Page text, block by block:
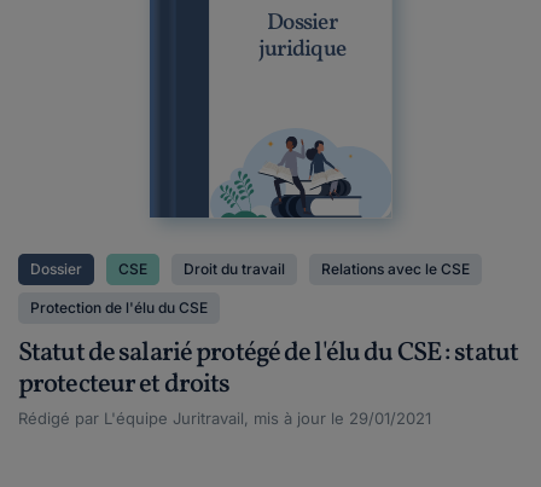
Dossier
juridique
Dossier CSE Droit du travail Relations avec le CSE
Protection de l'élu du CSE
Statut de salarié protégé de l'élu du CSE : statut
protecteur et droits
Rédigé par L'équipe Juritravail, mis à jour le 29/01/2021